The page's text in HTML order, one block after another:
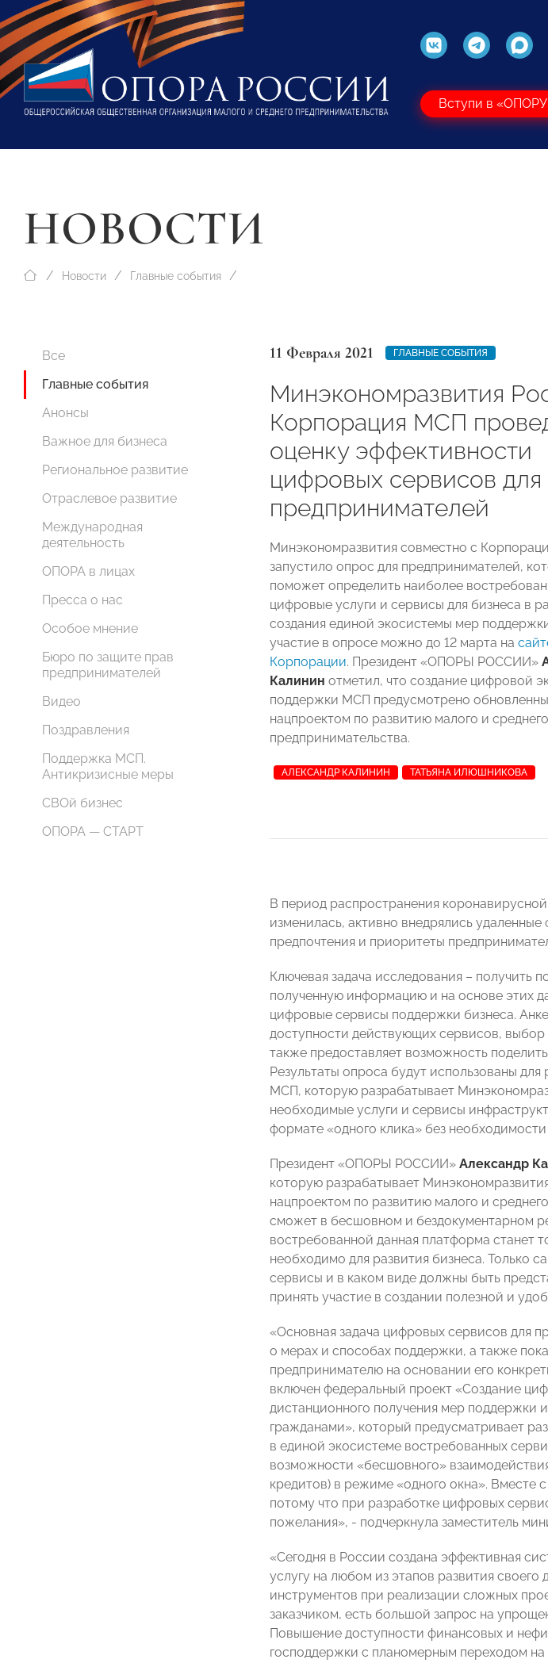
Вступи в
НОВОСТИ
Новости Главные события
Все
Главные события
Анонсы
Важное для бизнеса
Региональное развитие
Отраслевое развитие
Международная
деятельность
ОПОРА в лицах
Пресса о нас
Особое мнение
Бюро по защите прав
предпринимателей
Видео
Поздравления
Поддержка МСП.
Антикризисные меры
СВОй бизнес
ОПОРА — СТАРТ
11 Февраля 2021 ГЛАВНЫЕ СОБЫТИЯ
Минэкономразвития
Корпорация МСП
оценку эффективности
цифровых сервисов для
предпринимателей
Минэкономразвития совместно с
запустило опрос для предпринимателей,
поможет определить наиболее
цифровые услуги и сервисы для бизнеса в
создания единой экосистемы мер
участие в опросе можно до 12 марта на
Корпорации. Президент «ОПОРЫ РОССИИ»
Калинин отметил, что создание цифровой
поддержки МСП предусмотрено
нацпроектом по развитию малого и среднего
предпринимательства.
АЛЕКСАНДР КАЛИНИН ТАТЬЯНА ИЛЮШНИКОВА
В период распространения
изменилась, активно внедрялись
предпочтения и приоритеты
Ключевая задача исследования – получить
полученную информацию и на основе этих
цифровые сервисы поддержки бизнеса.
доступности действующих сервисов,
также предоставляет возможность
Результаты опроса будут использованы
МСП, которую разрабатывает
необходимые услуги и сервисы
формате «одного клика» без
Президент «ОПОРЫ РОССИИ» Александр
которую разрабатывает
нацпроектом по развитию малого и
сможет в бесшовном и бездокументарном
востребованной данная платформа станет
необходимо для развития бизнеса. Только
сервисы и в каком виде должны быть
принять участие в создании полезной и
«Основная задача цифровых сервисов для
о мерах и способах поддержки, а также
предпринимателю на основании его
включен федеральный проект «Создание
дистанционного получения мер поддержки
гражданами», который предусматривает
в единой экосистеме востребованных
возможности «бесшовного»
кредитов) в режиме «одного окна». Вместе
потому что при разработке цифровых
пожелания», - подчеркнула заместитель
«Сегодня в России создана эффективная
услугу на любом из этапов развития
инструментов при реализации сложных
заказчиком, есть большой запрос на
Повышение доступности финансовых и
господдержки с планомерным переходом